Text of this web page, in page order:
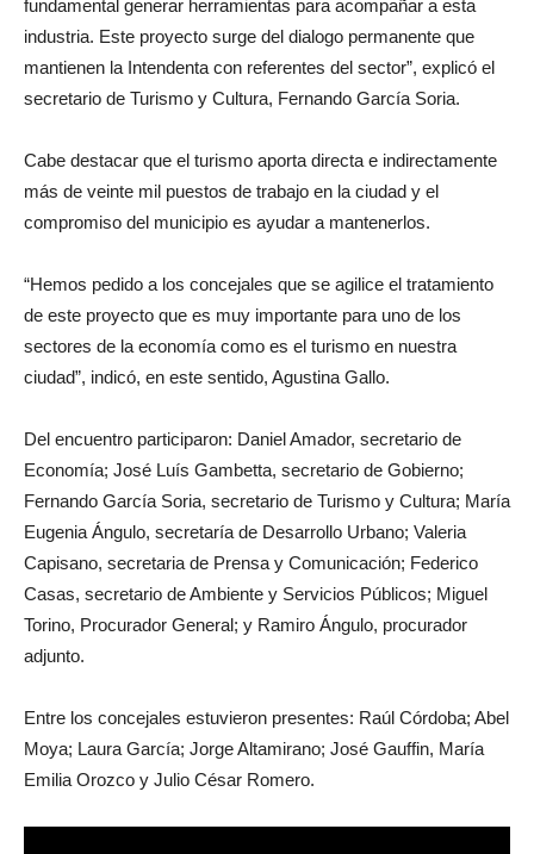
fundamental generar herramientas para acompañar a esta
industria. Este proyecto surge del dialogo permanente que
mantienen la Intendenta con referentes del sector”, explicó el
secretario de Turismo y Cultura, Fernando García Soria.
Cabe destacar que el turismo aporta directa e indirectamente
más de veinte mil puestos de trabajo en la ciudad y el
compromiso del municipio es ayudar a mantenerlos.
“Hemos pedido a los concejales que se agilice el tratamiento
de este proyecto que es muy importante para uno de los
sectores de la economía como es el turismo en nuestra
ciudad”, indicó, en este sentido, Agustina Gallo.
Del encuentro participaron: Daniel Amador, secretario de
Economía; José Luís Gambetta, secretario de Gobierno;
Fernando García Soria, secretario de Turismo y Cultura; María
Eugenia Ángulo, secretaría de Desarrollo Urbano; Valeria
Capisano, secretaria de Prensa y Comunicación; Federico
Casas, secretario de Ambiente y Servicios Públicos; Miguel
Torino, Procurador General; y Ramiro Ángulo, procurador
adjunto.
Entre los concejales estuvieron presentes: Raúl Córdoba; Abel
Moya; Laura García; Jorge Altamirano; José Gauffin, María
Emilia Orozco y Julio César Romero.